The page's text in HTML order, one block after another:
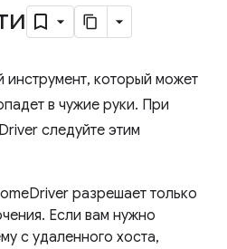
который может
в чужие руки. При
следуйте этим
разрешает только
Если вам нужно
с удаленного хоста,